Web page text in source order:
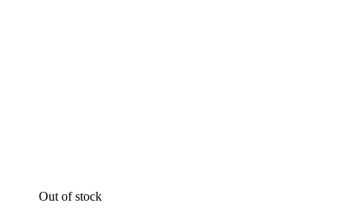
Out of stock